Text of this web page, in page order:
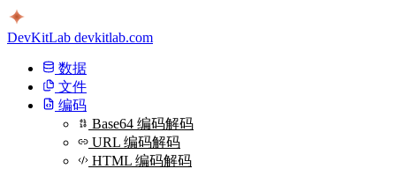
DevKitLab devkitlab.com
数据
文件
编码
Base64 编码解码
URL 编码解码
HTML 编码解码